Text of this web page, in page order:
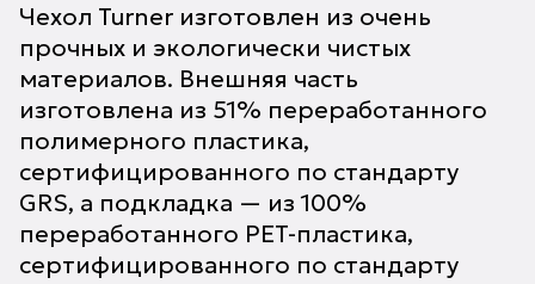
Чехол Turner изготовлен из очень
прочных и экологически чистых
материалов. Внешняя часть
изготовлена из 51% переработанного
полимерного пластика,
сертифицированного по стандарту
GRS, а подкладка — из 100%
переработанного PET-пластика,
сертифицированного по стандарту